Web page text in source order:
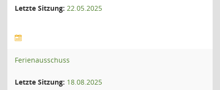
Letzte Sitzung: 22.05.2025
Ferienausschuss
Letzte Sitzung: 18.08.2025